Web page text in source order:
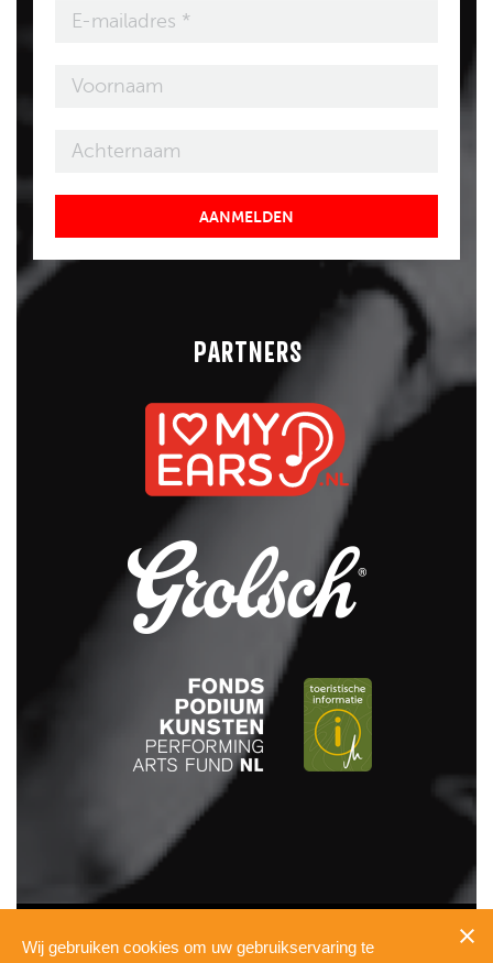
AANMELDEN
PARTNERS
INFO
Wij gebruiken cookies om uw gebruikservaring te